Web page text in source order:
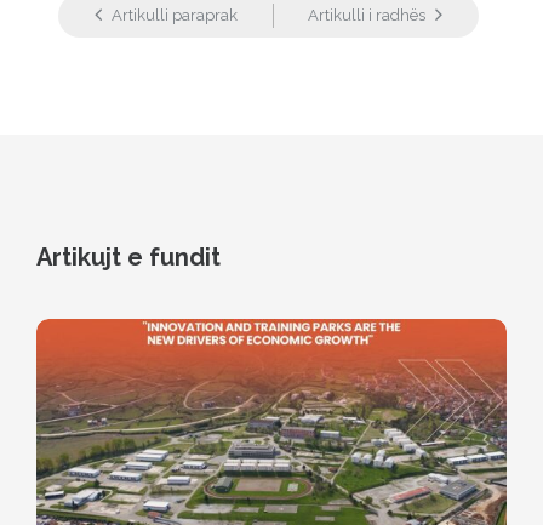
Artikulli paraprak Artikulli i radhës
Artikujt e fundit